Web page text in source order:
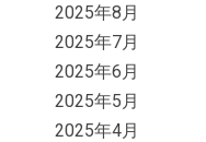
2025年8月
2025年7月
2025年6月
2025年5月
2025年4月